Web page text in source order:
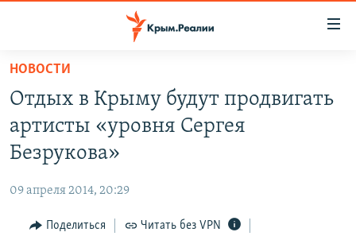
Вернуться
основному
содержанию
Вернутся
главной
навигации
Вернутся
СПЕЦПРОЕКТЫ
11 ЛЕТ ОККУПАЦИИ КРЫМА. 11 ИСТОРИЙ СОПРОТИВЛЕНИЯ
ВОДА
ЕЩЕ
ИНТЕРАКТИВ
РАДІО СВОБОДА
НОВОСТИ
Отдых в Крыму будут продвигать
артисты «уровня Сергея
Безрукова»
09 апреля 2014, 20:29
Поделиться Читать без VPN